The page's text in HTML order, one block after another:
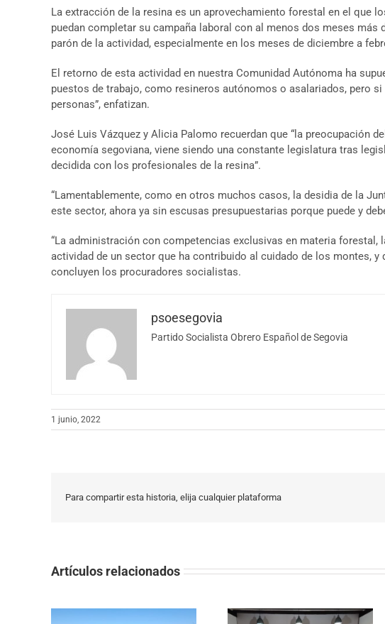
La extracción de la resina es un aprovechamiento forestal en el que
puedan completar su campaña laboral con al menos dos meses
parón de la actividad, especialmente en los meses de diciembre a
El retorno de esta actividad en nuestra Comunidad Autónoma ha
puestos de trabajo, como resineros autónomos o asalariados, pero
personas”, enfatizan.
José Luis Vázquez y Alicia Palomo recuerdan que “la preocupación
economía segoviana, viene siendo una constante legislatura tras
decidida con los profesionales de la resina”.
“Lamentablemente, como en otros muchos casos, la desidia de la
este sector, ahora ya sin escusas presupuestarias porque puede y
“La administración con competencias exclusivas en materia forestal,
actividad de un sector que ha contribuido al cuidado de los montes,
concluyen los procuradores socialistas.
psoesegovia
Partido Socialista Obrero Español de Segovia
1 junio, 2022
Para compartir esta historia, elija cualquier plataforma
Artículos relacionados